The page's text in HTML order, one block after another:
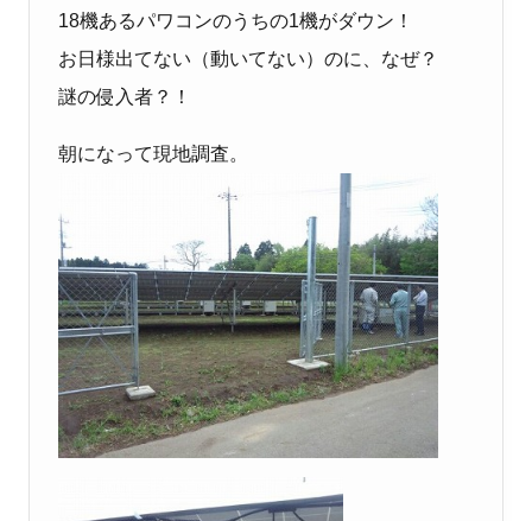
18機あるパワコンのうちの1機がダウン！
お日様出てない（動いてない）のに、なぜ？
謎の侵入者？！
朝になって現地調査。